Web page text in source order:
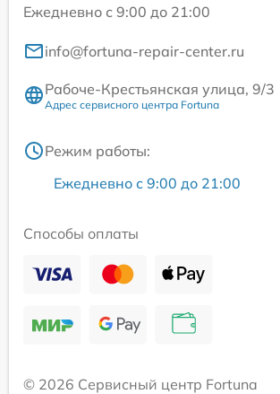
Ежедневно с 9:00 до 21:00
info@fortuna-repair-center.ru
Рабоче-Крестьянская улица, 9/3
Адрес сервисного центра Fortuna
Режим работы:
Ежедневно с 9:00 до 21:00
Способы оплаты
© 2026 Сервисный центр Fortuna